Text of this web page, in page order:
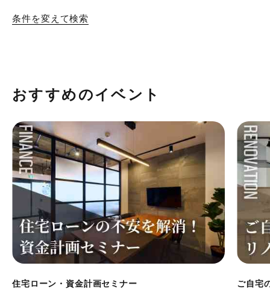
条件を変えて検索
おすすめのイベント
住宅ローン・資金計画セミナー ご自宅